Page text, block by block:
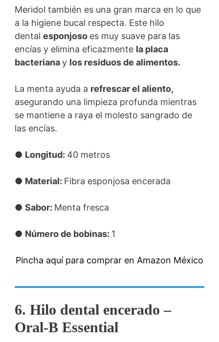
Meridol también es una gran marca en lo que
a la higiene bucal respecta. Este hilo
dental esponjoso es muy suave para las
encías y elimina eficazmente la placa
bacterianay los residuos de alimentos.
La menta ayuda a refrescar el aliento,
asegurando una limpieza profunda mientras
se mantiene a raya el molesto sangrado de
las encías.
● Longitud: 40 metros
● Material: Fibra esponjosa encerada
● Sabor: Menta fresca
● Número de bobinas: 1
Pincha aquí para comprar en Amazon México
6. Hilo dental encerado –
Oral-B Essential